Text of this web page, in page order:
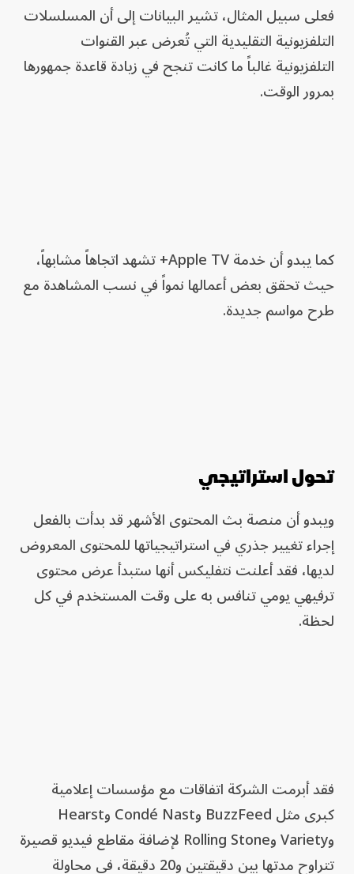
فعلى سبيل المثال، تشير البيانات إلى أن المسلسلات
التلفزيونية التقليدية التي تُعرض عبر القنوات
التلفزيونية غالباً ما كانت تنجح في زيادة قاعدة جمهورها
بمرور الوقت.
كما يبدو أن خدمة Apple TV+ تشهد اتجاهاً مشابهاً،
حيث تحقق بعض أعمالها نمواً في نسب المشاهدة مع
طرح مواسم جديدة.
تحول استراتيجي
ويبدو أن منصة بث المحتوى الأشهر قد بدأت بالفعل
إجراء تغيير جذري في استراتيجياتها للمحتوى المعروض
لديها، فقد أعلنت نتفليكس أنها ستبدأ عرض محتوى
ترفيهي يومي تنافس به على وقت المستخدم في كل
لحظة.
فقد أبرمت الشركة اتفاقات مع مؤسسات إعلامية
كبرى مثل BuzzFeed وCondé Nast وHearst
وVariety وRolling Stone لإضافة مقاطع فيديو قصيرة
تتراوح مدتها بين دقيقتين و20 دقيقة، في محاولة